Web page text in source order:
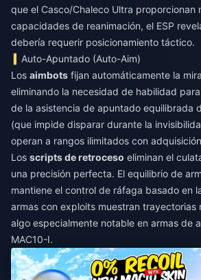
que el Casco/Chaleco Ultra proporcionan
capacidades de reanimación, el ESP
debería requerir posicionamiento táctico.
Auto-Apuntado (Auto-Aim)
Los aimbots fijan automáticamente la
eliminando la necesidad de habilidad
de la asistencia de apuntado equilibrada
(que impide disparar durante la
operan a rangos ilimitados con
Los scripts de retroceso eliminan el
una precisión perfecta. El equilibrio de
mantiene el control de ráfaga basado en
armas con exploits muestran trayectorias
algo especialmente notable en armas de
MAC10-I.